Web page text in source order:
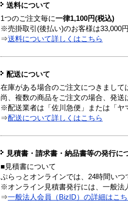
送料について
1つのご注文毎に一律1,100円(税込)
※売掛取引(後払い)のお客様は33,000
⇒送料について詳しくはこちら
配送について
在庫がある場合のご注文につきまして
尚、複数の商品をご注文の場合、発送
※配送業者は「佐川急便」または「ヤ
⇒配送について詳しくはこちら
見積書・請求書・納品書等の発行に
■見積書について
ぷらっとオンラインでは、24時間いつ
※オンライン見積書発行には、一般法
⇒一般法人会員（BizID）の詳細はこち